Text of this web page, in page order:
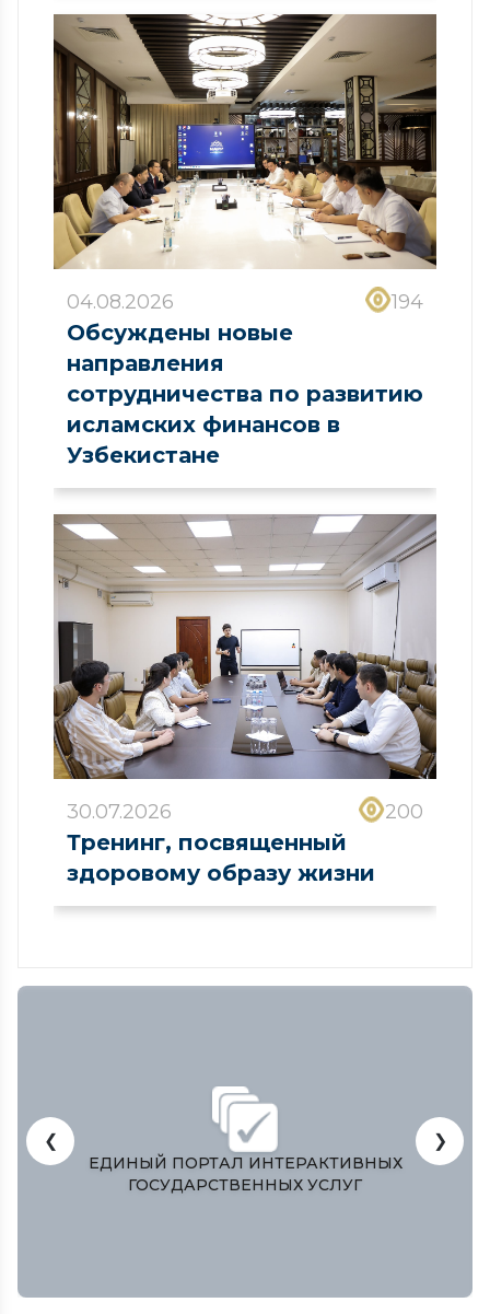
капитала
04.08.2026 194
Обсуждены новые
направления
сотрудничества по развитию
исламских финансов в
Узбекистане
30.07.2026 200
Тренинг, посвященный
здоровому образу жизни
ЗАКОНОДАТЕЛЬНАЯ ПАЛАТА ОЛИЙ
РЕСПУБЛИКИ УЗБЕКИСТАН
❮ ❯